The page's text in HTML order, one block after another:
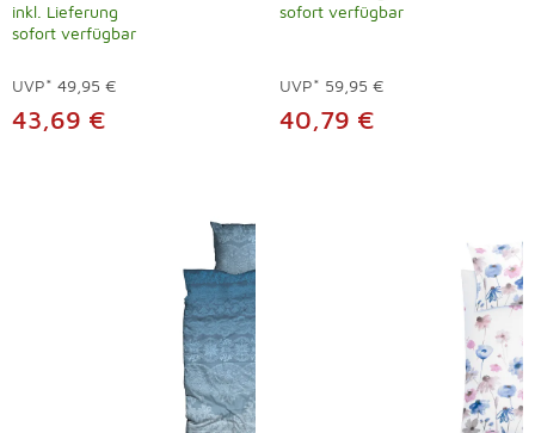
inkl. Lieferung
sofort verfügbar
UVP* 49,95 €
43,69 €
sofort verfügbar
UVP* 59,95 €
40,79 €